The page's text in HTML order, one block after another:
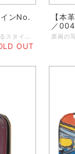
ンNo.
OUT
【本
／004